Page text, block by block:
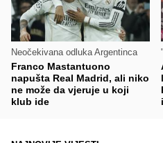
Neočekivana odluka Argentinca
Franco Mastantuono
napušta Real Madrid, ali niko
ne može da vjeruje u koji
klub ide